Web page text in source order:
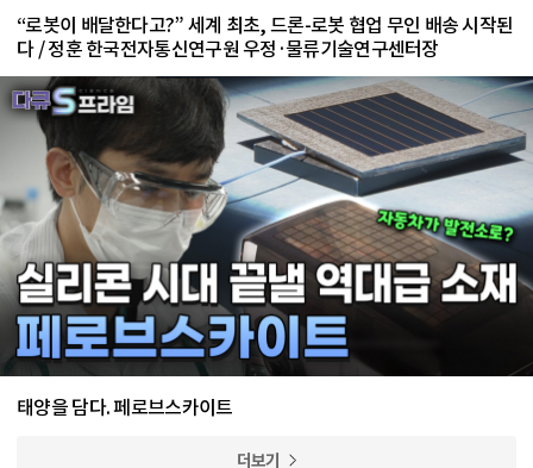
“로봇이 배달한다고?” 세계 최초, 드론-로봇 협업 무인 배송 시작된
다 / 정훈 한국전자통신연구원 우정·물류기술연구센터장
태양을 담다. 페로브스카이트
더보기